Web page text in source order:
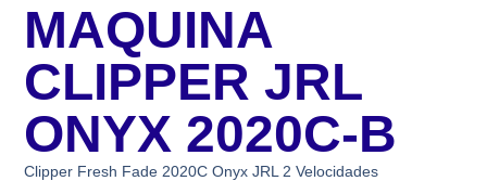
MAQUINA
CLIPPER JRL
ONYX 2020C-B
Clipper Fresh Fade 2020C Onyx JRL 2 Velocidades